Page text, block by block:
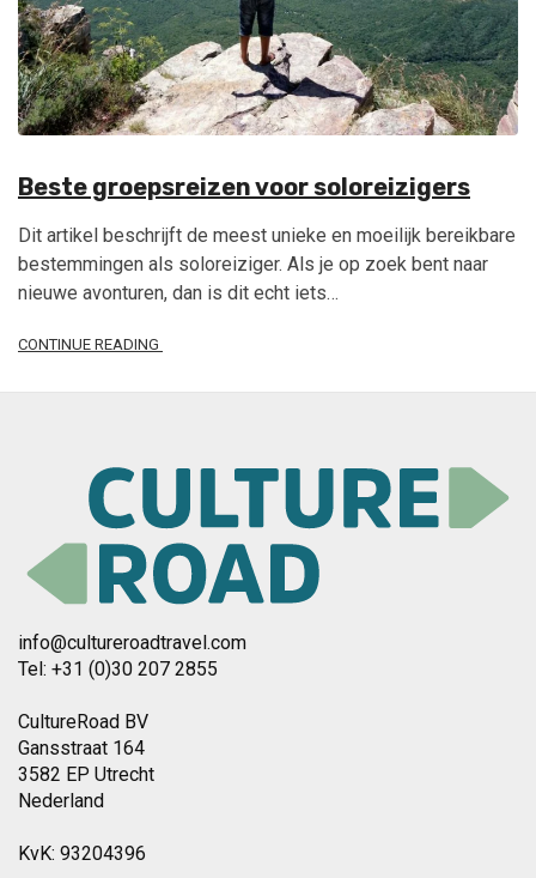
Beste groepsreizen voor soloreizigers
Dit artikel beschrijft de meest unieke en moeilijk bereikbare
bestemmingen als soloreiziger. Als je op zoek bent naar
nieuwe avonturen, dan is dit echt iets…
CONTINUE READING
info@cultureroadtravel.com
Tel: +31 (0)30 207 2855
CultureRoad BV
Gansstraat 164
3582 EP Utrecht
Nederland
KvK: 93204396